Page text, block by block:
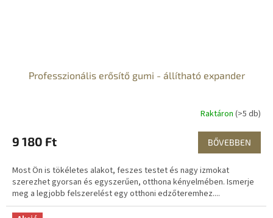
Professzionális erősítő gumi - állítható expander
Raktáron (>5 db)
9 180 Ft BŐVEBBEN
Most Ön is tökéletes alakot, feszes testet és nagy izmokat
szerezhet gyorsan és egyszerűen, otthona kényelmében. Ismerje
meg a legjobb felszerelést egy otthoni edzőteremhez....